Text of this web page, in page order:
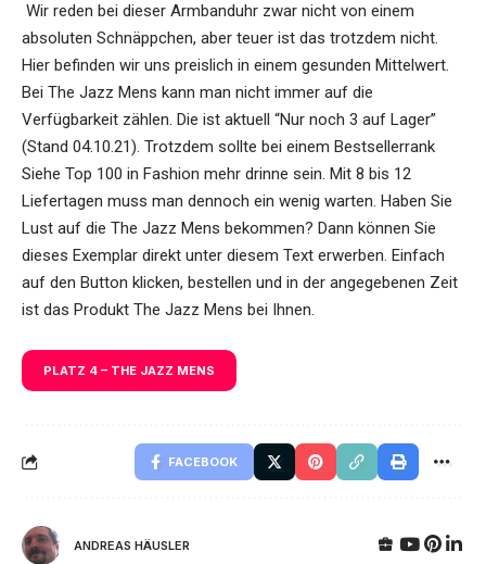
Wir reden bei dieser Armbanduhr zwar nicht von einem
absoluten Schnäppchen, aber teuer ist das trotzdem nicht.
Hier befinden wir uns preislich in einem gesunden Mittelwert.
Bei The Jazz Mens kann man nicht immer auf die
Verfügbarkeit zählen. Die ist aktuell “Nur noch 3 auf Lager”
(Stand 04.10.21). Trotzdem sollte bei einem Bestsellerrank
Siehe Top 100 in Fashion mehr drinne sein. Mit 8 bis 12
Liefertagen muss man dennoch ein wenig warten. Haben Sie
Lust auf die The Jazz Mens bekommen? Dann können Sie
dieses Exemplar direkt unter diesem Text erwerben. Einfach
auf den Button klicken, bestellen und in der angegebenen Zeit
ist das Produkt The Jazz Mens bei Ihnen.
PLATZ 4 – THE JAZZ MENS
FACEBOOK
ANDREAS HÄUSLER